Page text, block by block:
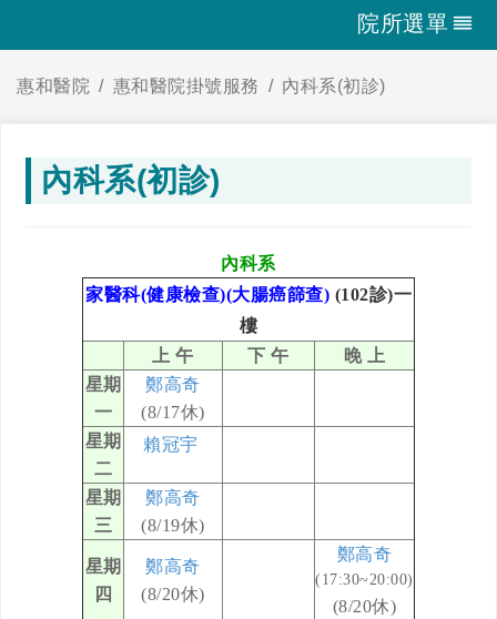
院所選單
惠和醫院 惠和醫院掛號服務 內科系(初診)
內科系(初診)
內科系
家醫科(健康檢查)(大腸癌篩查) (102診)一
樓
上 午
下 午
晚 上
星期
一
鄭高奇
(8/17休)
星期
二
賴冠宇
星期
三
鄭高奇
(8/19休)
星期
四
鄭高奇
(8/20休)
鄭高奇
(17:30~20:00)
(8/20休)